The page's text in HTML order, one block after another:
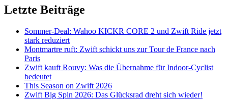
Letzte Beiträge
Sommer-Deal: Wahoo KICKR CORE 2 und Zwift Ride jetzt
stark reduziert
Montmartre ruft: Zwift schickt uns zur Tour de France nach
Paris
Zwift kauft Rouvy: Was die Übernahme für Indoor-Cyclist
bedeutet
This Season on Zwift 2026
Zwift Big Spin 2026: Das Glücksrad dreht sich wieder!